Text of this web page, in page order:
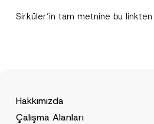
Sirküler’in tam metnine bu linkten
Hakkımızda
Çalışma Alanları
o
o